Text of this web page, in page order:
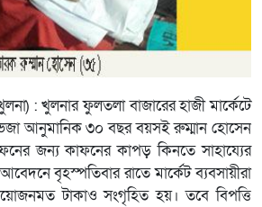
: খুলনার ফুলতলা বাজারের হাজী মার্কেটে
আনুমানিক ৩০ বছর বয়সই রুম্মান হোসেন
জন্য কাফনের কাপড় কিনতে সাহায্যের
বৃহস্পতিবার রাতে মার্কেট ব্যবসায়ীরা
টাকাও সংগৃহিত হয়। তবে বিপত্তি